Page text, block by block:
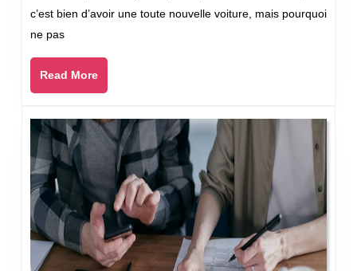
les
aux
enchères
?
c’est bien d’avoir une toute nouvelle voiture, mais pourquoi
ne pas
Read MoreRead
More